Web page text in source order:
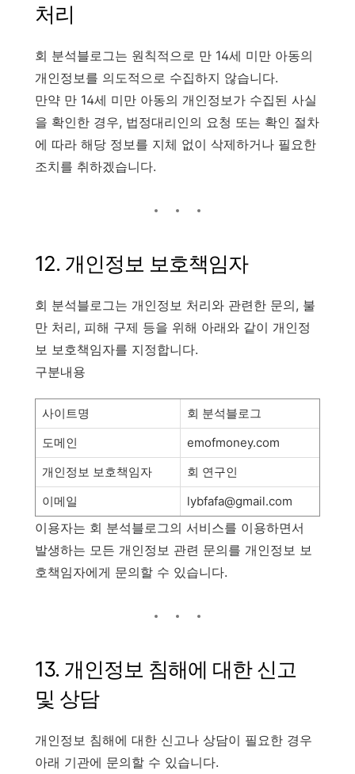
처리
회 분석블로그는 원칙적으로 만 14세 미만 아동의
개인정보를 의도적으로 수집하지 않습니다.
만약 만 14세 미만 아동의 개인정보가 수집된 사실
을 확인한 경우, 법정대리인의 요청 또는 확인 절차
에 따라 해당 정보를 지체 없이 삭제하거나 필요한
조치를 취하겠습니다.
12. 개인정보 보호책임자
회 분석블로그는 개인정보 처리와 관련한 문의, 불
만 처리, 피해 구제 등을 위해 아래와 같이 개인정
보 보호책임자를 지정합니다.
구분내용
사이트명
회 분석블로그
도메인
emofmoney.com
개인정보 보호책임자
회 연구인
이메일
lybfafa@gmail.com
이용자는 회 분석블로그의 서비스를 이용하면서
발생하는 모든 개인정보 관련 문의를 개인정보 보
호책임자에게 문의할 수 있습니다.
13. 개인정보 침해에 대한 신고
및 상담
개인정보 침해에 대한 신고나 상담이 필요한 경우
아래 기관에 문의할 수 있습니다.